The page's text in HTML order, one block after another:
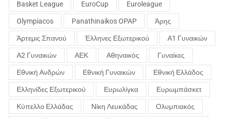
Basket League EuroCup Euroleague
Olympiacos Panathinaikos OPAP Άρης
Άρτεμις Σπανού Έλληνες Εξωτερικού Α1 Γυναικών
Α2 Γυναικών ΑΕΚ Αθηναικός Γυναίκες
Εθνική Ανδρών Εθνική Γυναικών Εθνική Ελλάδος
Ελληνίδες Εξωτερικού Ευρωλίγκα Ευρωμπάσκετ
Κύπελλο Ελλάδας Νίκη Λευκάδας Ολυμπιακός